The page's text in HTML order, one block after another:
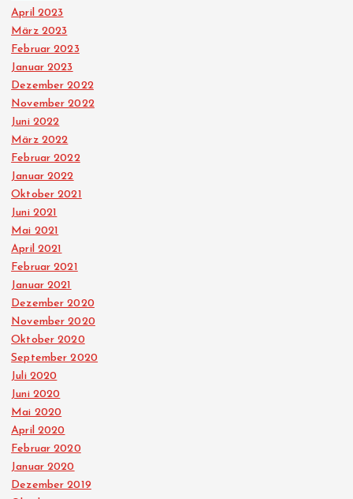
April 2023
März 2023
Februar 2023
Januar 2023
Dezember 2022
November 2022
Juni 2022
März 2022
Februar 2022
Januar 2022
Oktober 2021
Juni 2021
Mai 2021
April 2021
Februar 2021
Januar 2021
Dezember 2020
November 2020
Oktober 2020
September 2020
Juli 2020
Juni 2020
Mai 2020
April 2020
Februar 2020
Januar 2020
Dezember 2019